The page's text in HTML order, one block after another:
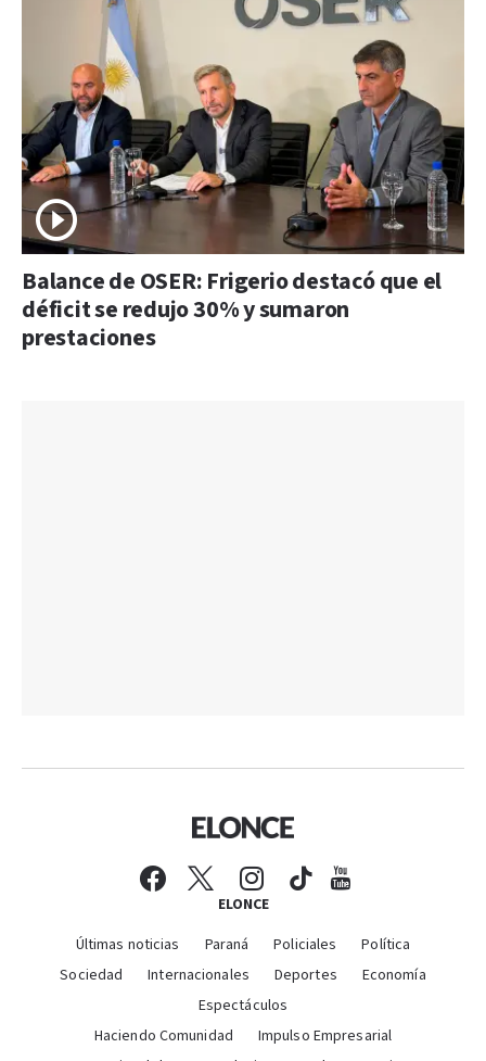
Balance de OSER: Frigerio destacó que el
déficit se redujo 30% y sumaron
prestaciones
ELONCE
Últimas noticias Paraná Policiales
Política
Sociedad
Internacionales Deportes
Economía
Espectáculos
Haciendo Comunidad
Impulso Empresarial